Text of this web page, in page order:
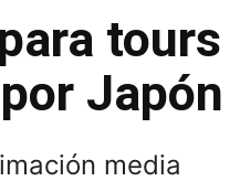
tours
Japón
media